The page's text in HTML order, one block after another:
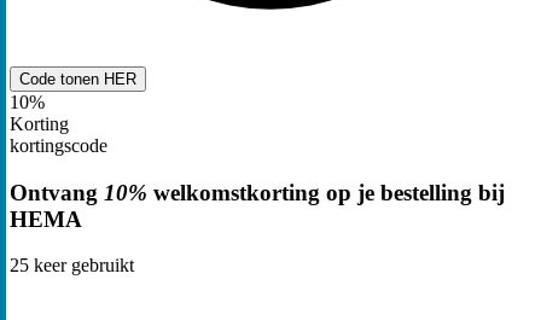
Code tonen HER
10%
Korting
kortingscode
Ontvang 10% welkomstkorting op je bestelling bij
HEMA
25 keer gebruikt